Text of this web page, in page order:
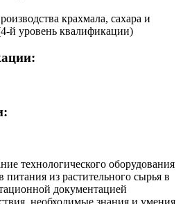
крахмала, сахара и
й уровень квалификации)
технологического оборудования
питания из растительного сырья в
документацией
необходимые знания и умения,